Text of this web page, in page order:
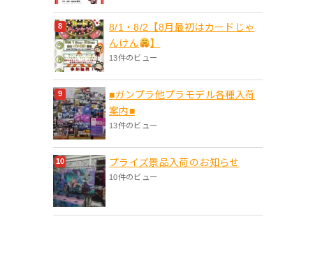
8/1・8/2【8月最初はカードじゃ
んけん
】
13件のビュー
■ガンプラ他プラモデル各種入荷
案内■
13件のビュー
プライズ景品入荷のお知らせ
10件のビュー